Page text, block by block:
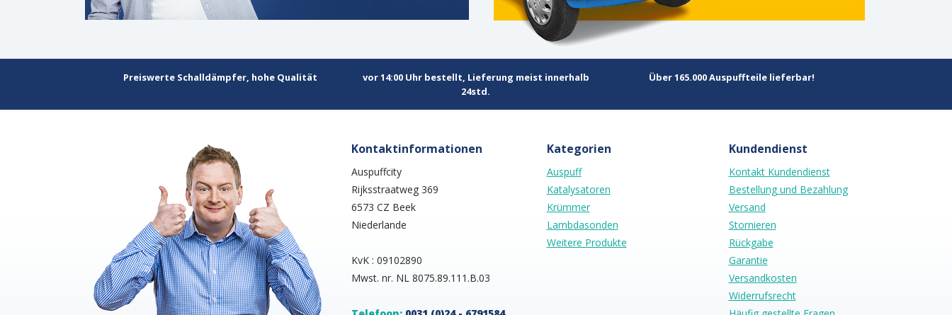
Preiswerte Schalldämpfer, hohe Qualität
vor 14:00 Uhr bestellt, Lieferung meist innerhalb
24std.
Über 165.000 Auspuffteile lieferbar!
Kontaktinformationen
Auspuffcity
Rijksstraatweg 369
6573 CZ Beek
Niederlande
KvK : 09102890
Mwst. nr. NL 8075.89.111.B.03
Kategorien
Auspuff
Katalysatoren
Krümmer
Lambdasonden
Weitere Produkte
Kundendienst
Kontakt Kundendienst
Bestellung und Bezahlung
Versand
Stornieren
Rückgabe
Garantie
Versandkosten
Widerrufsrecht